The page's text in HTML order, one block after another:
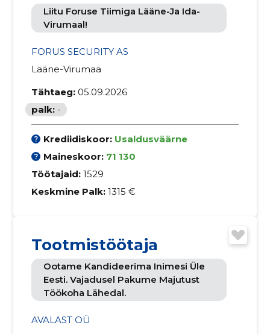
Liitu Foruse Tiimiga Lääne-Ja Ida-
Virumaal!
FORUS SECURITY AS
Lääne-Virumaa
Tähtaeg: 05.09.2026
palk: -
Krediidiskoor: Usaldusväärne
Maineskoor: 71 130
Töötajaid: 1529
Keskmine Palk: 1315 €
Tootmistöötaja
Ootame Kandideerima Inimesi Üle
Eesti. Vajadusel Pakume Majutust
Töökoha Lähedal.
AVALAST OÜ